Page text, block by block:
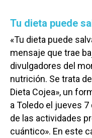
Tu dieta puede
«Tu dieta puede
mensaje que trae
divulgadores del
nutrición. Se trata de
Dieta Cojea», un
a Toledo el jueves
de las actividades
cuántico». En este